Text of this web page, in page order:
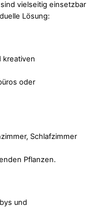
vielseitig einsetzbar
Lösung:
kreativen
oder
Schlafzimmer
Pflanzen.
und